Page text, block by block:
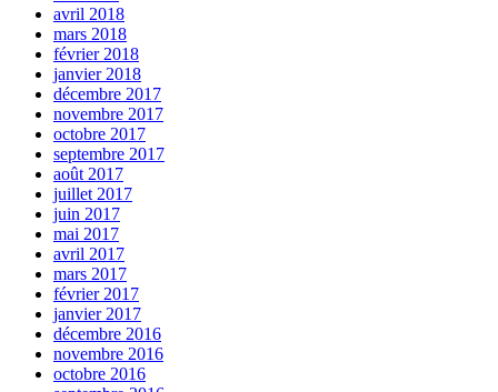
avril 2018
mars 2018
février 2018
janvier 2018
décembre 2017
novembre 2017
octobre 2017
septembre 2017
août 2017
juillet 2017
juin 2017
mai 2017
avril 2017
mars 2017
février 2017
janvier 2017
décembre 2016
novembre 2016
octobre 2016